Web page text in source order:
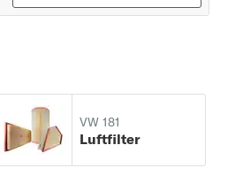
VW 181
Luftfilter